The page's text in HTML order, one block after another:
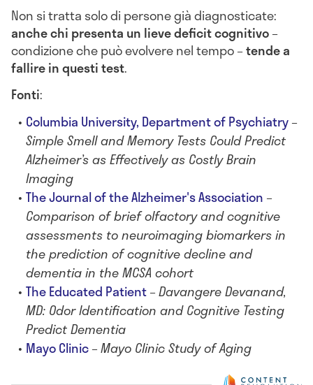
Non si tratta solo di persone già diagnosticate:
anche chi presenta un lieve deficit cognitivo–
condizione che può evolvere nel tempo –tende a
fallire in questi test.
Fonti:
Columbia University, Department of Psychiatry–
Simple Smell and Memory Tests Could Predict
Alzheimer’s as Effectively as Costly Brain
Imaging
The Journal of the Alzheimer's Association –
Comparison of brief olfactory and cognitive
assessments to neuroimaging biomarkers in
the prediction of cognitive decline and
dementia in the MCSA cohort
The Educated Patient–Davangere Devanand,
MD: Odor Identification and Cognitive Testing
Predict Dementia
Mayo Clinic–Mayo Clinic Study of Aging